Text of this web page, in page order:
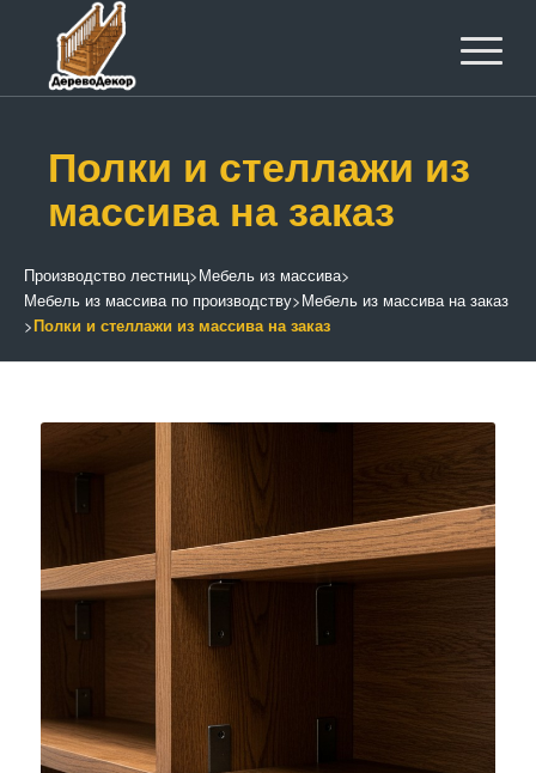
Полки и стеллажи из
массива на заказ
Производство лестниц>Мебель из массива>
Мебель из массива по производству>Мебель из массива на заказ
>Полки и стеллажи из массива на заказ